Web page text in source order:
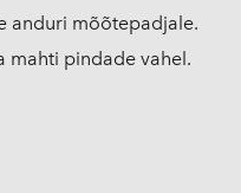
anduri mõõtepadjale.
mahti pindade vahel.